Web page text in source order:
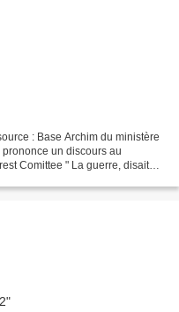
: Base Archim du ministère
un discours au
Comittee " La guerre, disait